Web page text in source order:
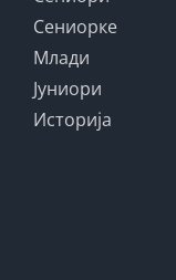
Сениорке
Млади
Јуниори
Историја